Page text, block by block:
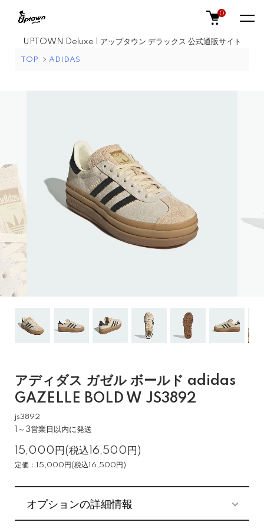
UPTOWN Deluxe | アップタウン デラックス 公式通販サイト
0
TOP ADIDAS
アディダス ガゼル ボールド adidas
GAZELLE BOLD W JS3892
js3892
1～3営業日以内に発送
15,000円(税込16,500円)
定価：15,000円(税込16,500円)
オプションの詳細情報